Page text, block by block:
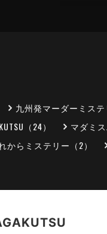
九州発マーダーミステ
（24） マダミス
からミステリー（2）